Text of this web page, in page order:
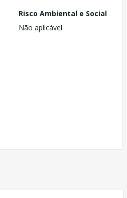
Risco Ambiental e Social
Não aplicável